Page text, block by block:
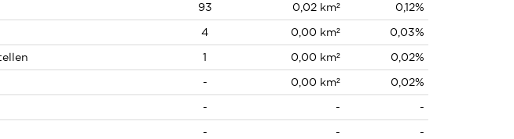
93 0,02 km²
0,12%
4 0,00 km²
0,03%
1 0,00 km²
0,02%
- 0,00 km²
0,02%
- -
-
- -
-